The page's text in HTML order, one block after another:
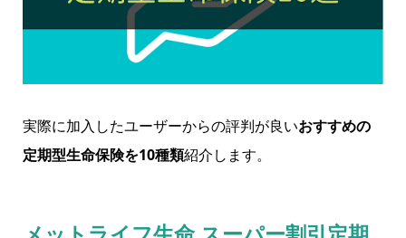
実際に加入したユーザーからの評判が良いおすすめの
定期型生命保険を10種類紹介します。